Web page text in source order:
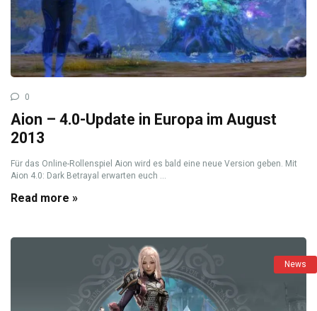
0
Aion – 4.0-Update in Europa im August
2013
Für das Online-Rollenspiel Aion wird es bald eine neue Version geben. Mit
Aion 4.0: Dark Betrayal erwarten euch ...
Read more »
News